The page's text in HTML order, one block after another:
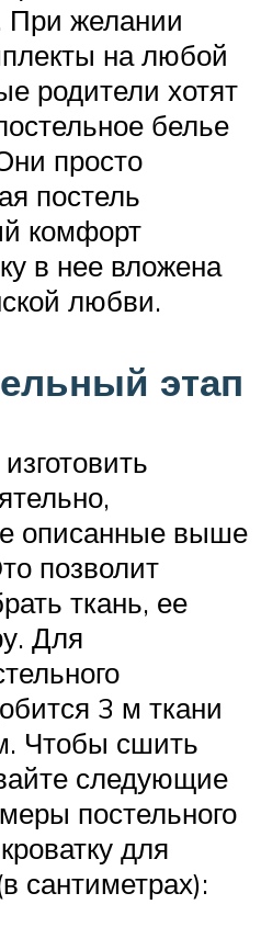
При желании
на любой
родители хотят
белье
просто
постель
комфорт
в нее вложена
любви.
этап
описанные выше
позволит
ткань, ее
Для
3 м ткани
Чтобы сшить
следующие
постельного
для
сантиметрах):